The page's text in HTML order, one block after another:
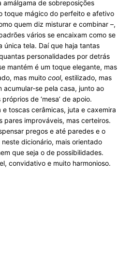
amálgama de sobreposições
toque mágico do perfeito e afetivo
quem diz misturar e combinar –,
vários se encaixam como se
única tela. Daí que haja tantas
personalidades por detrás
mantém é um toque elegante, mas
mas muito cool, estilizado, mas
acumular-se pela casa, junto ao
de ‘mesa’ de apoio.
toscas cerâmicas, juta e caxemira
pares improváveis, mas certeiros.
pregos e até paredes e o
dicionário, mais orientado
que seja o de possibilidades.
convidativo e muito harmonioso.